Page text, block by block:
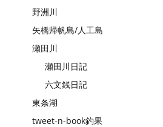
野洲川
矢橋帰帆島/人工島
瀬田川
瀬田川日記
六文銭日記
東条湖
tweet-n-book釣果